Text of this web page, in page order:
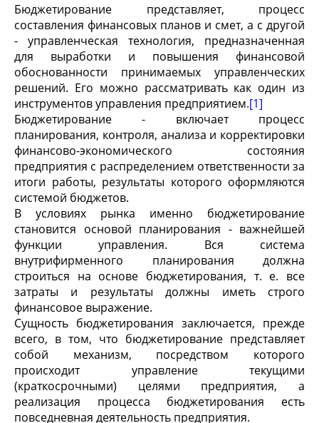
Бюджетирование представляет, процесс
составления финансовых планов и смет, а с другой
- управленческая технология, предназначенная
для выработки и повышения финансовой
обоснованности принимаемых управленческих
решений. Его можно рассматривать как один из
инструментов управления предприятием.[1]
Бюджетирование - включает процесс
планирования, контроля, анализа и корректировки
финансово-экономического состояния
предприятия с распределением ответственности за
итоги работы, результаты которого оформляются
системой бюджетов.
В условиях рынка именно бюджетирование
становится основой планирования - важнейшей
функции управления. Вся система
внутрифирменного планирования должна
строиться на основе бюджетирования, т. е. все
затраты и результаты должны иметь строго
финансовое выражение.
Сущность бюджетирования заключается, прежде
всего, в том, что бюджетирование представляет
собой механизм, посредством которого
происходит управление текущими
(краткосрочными) целями предприятия, а
реализация процесса бюджетирования есть
повседневная деятельность предприятия.